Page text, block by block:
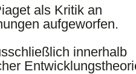
als Kritik an
aufgeworfen.
innerhalb